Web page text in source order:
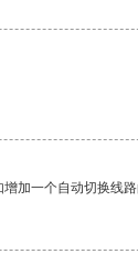
加一个自动切换线路